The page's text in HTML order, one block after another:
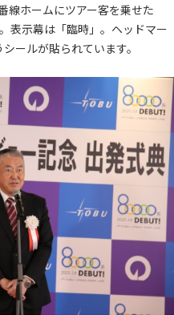
線ホームにツアー客を乗せた
表示幕は「臨時」。ヘッドマー
ールが貼られています。